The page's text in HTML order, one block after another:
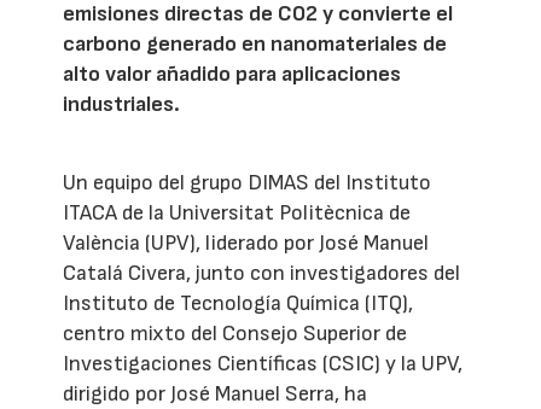
emisiones directas de CO2 y convierte el
carbono generado en nanomateriales de
alto valor añadido para aplicaciones
industriales.
Un equipo del grupo DIMAS del Instituto
ITACA de la Universitat Politècnica de
València (UPV), liderado por José Manuel
Catalá Civera, junto con investigadores del
Instituto de Tecnología Química (ITQ),
centro mixto del Consejo Superior de
Investigaciones Científicas (CSIC) y la UPV,
dirigido por José Manuel Serra, ha